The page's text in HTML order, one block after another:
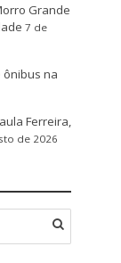
Grande
7 de
ônibus na
Ferreira,
de 2026